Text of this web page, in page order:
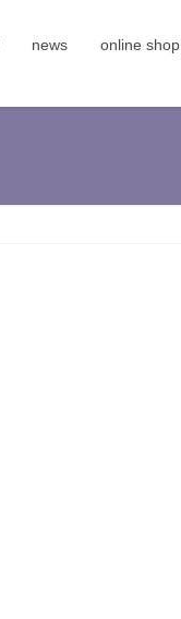
news online shop